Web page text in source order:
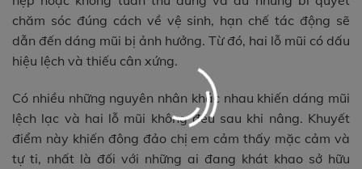
chăm sóc đúng cách về vệ sinh, hạn chế tác động sẽ
dẫn đến dáng mũi bị ảnh hưởng. Từ đó, hai lỗ mũi có dấu
hiệu lệch và thiếu cân xứng.
Có nhiều những nguyên nhân khác nhau khiến dáng mũi
lệch lạc và hai lỗ mũi không đều sau khi nâng. Khuyết
điểm này khiến đông đảo chị em cảm thấy mặc cảm và
tự ti, nhất là đối với những ai đang khát khao sở hữu